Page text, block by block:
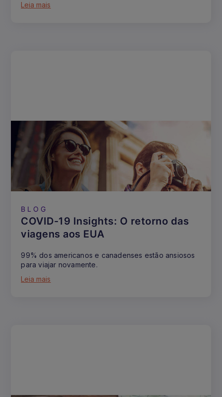
Leia mais
BLOG
COVID-19 Insights: O retorno das
viagens aos EUA
99% dos americanos e canadenses estão ansiosos
para viajar novamente.
Leia mais